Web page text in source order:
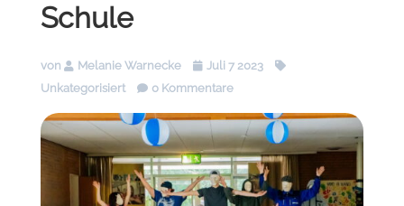
Schule
von Melanie Warnecke
Juli 7 2023
Unkategorisiert
0 Kommentare